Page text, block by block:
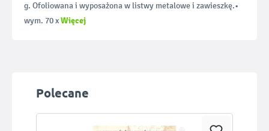
g. Ofoliowana i wyposażona w listwy metalowe i zawieszkę.•
wym. 70 xWięcej
Pomiń galerię produktów
Polecane